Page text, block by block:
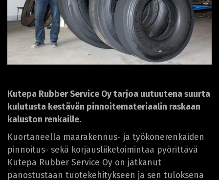
Kutepa Rubber Service Oy tarjoa uutuutena suurta
kulutusta kestävän pinnoitemateriaalin raskaan
kaluston renkaille.
Kuortaneella maarakennus- ja työkonerenkaiden
pinnoitus- sekä korjausliiketoimintaa pyörittävä
Kutepa Rubber Service Oy on jatkanut
panostustaan tuotekehitykseen ja sen tuloksena